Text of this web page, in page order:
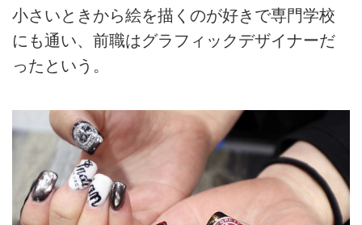
小さいときから絵を描くのが好きで専門学校
にも通い、前職はグラフィックデザイナーだ
ったという。